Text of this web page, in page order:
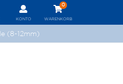
WARENKORB
0
KONTO
(8-12mm)